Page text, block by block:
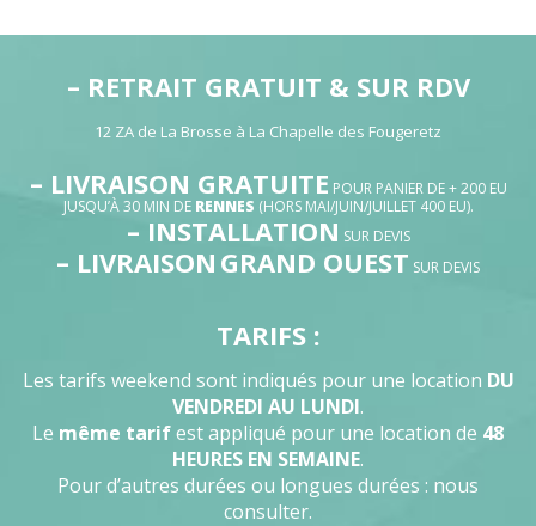
– RETRAIT GRATUIT & SUR RDV
12 ZA de La Brosse à La Chapelle des Fougeretz
– LIVRAISON GRATUITE POUR PANIER DE + 200 EU
JUSQU’À 30 MIN DE RENNES (HORS MAI/JUIN/JUILLET 400 EU).
– INSTALLATION SUR DEVIS
– LIVRAISON GRAND OUEST SUR DEVIS
TARIFS :
Les tarifs weekend sont indiqués pour une location DU
VENDREDI AU LUNDI.
Le même tarifest appliqué pour une location de 48
HEURES EN SEMAINE.
Pour d’autres durées ou longues durées : nous
consulter.